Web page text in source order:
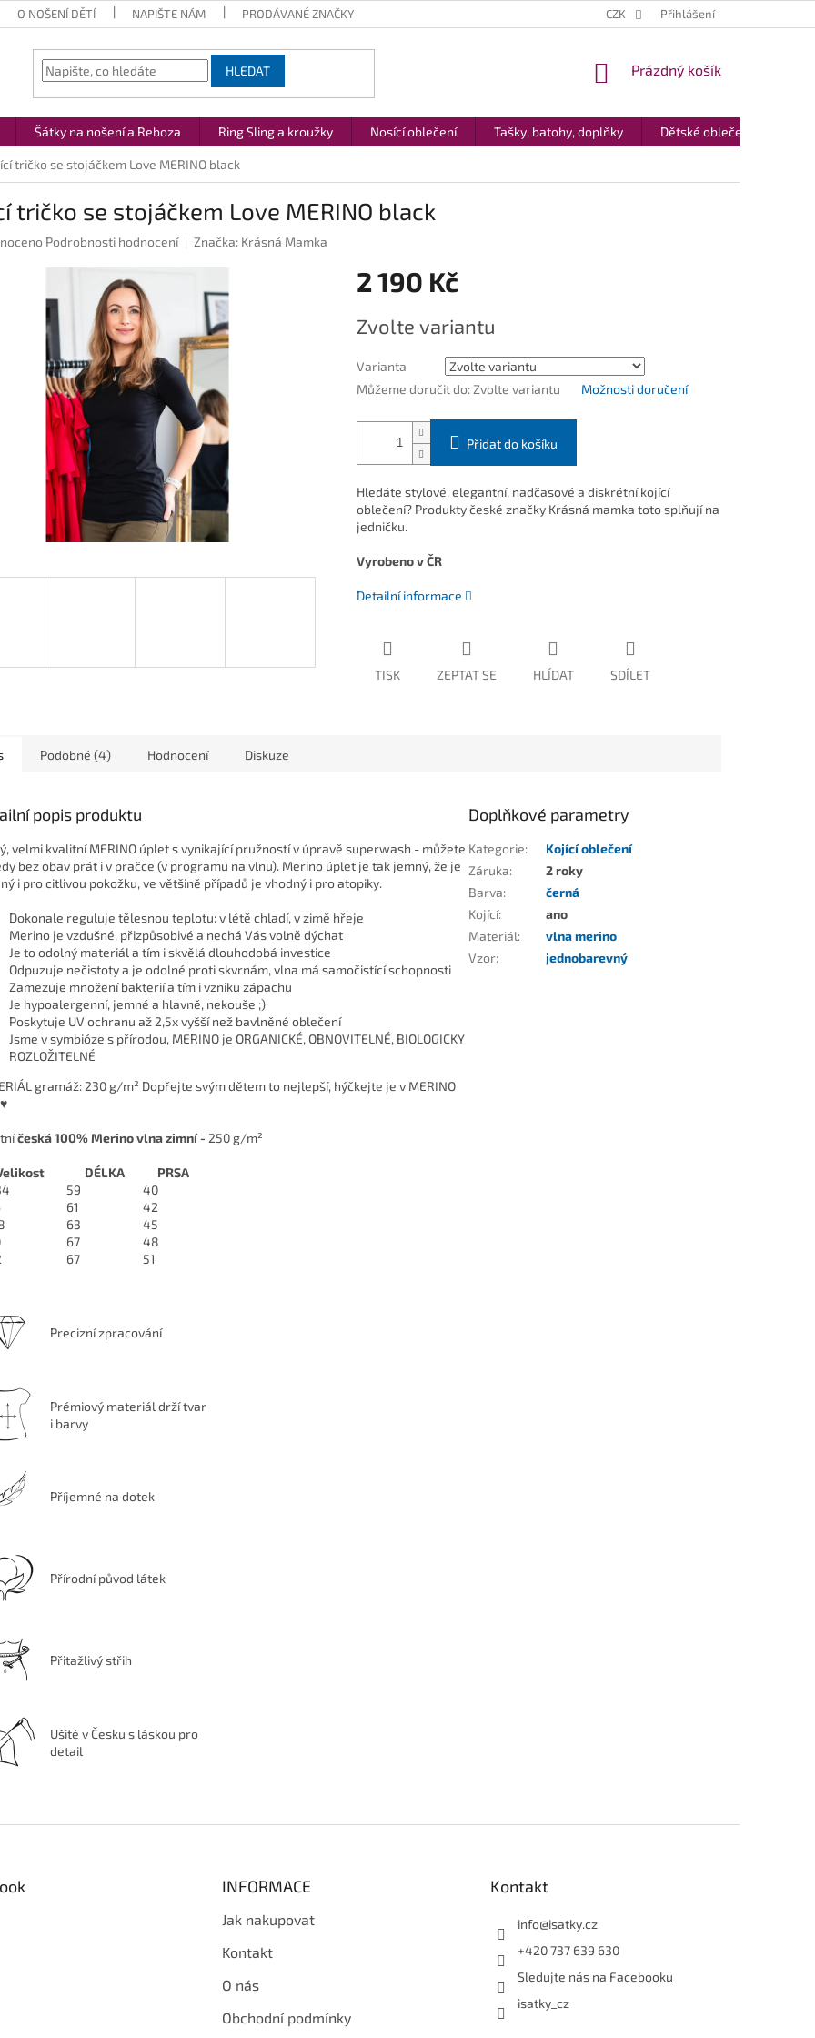
O NOŠENÍ DĚTÍ NAPIŠTE NÁM PRODÁVANÉ ZNAČKY CZK Přihlášení
HLEDAT
NÁKUPNÍ
Prázdný košík
Šátky na nošení a Reboza Ring Sling a kroužky Nosící oblečení Tašky, batohy, doplňky Dětské oblečení
tričko se stojáčkem Love MERINO black
tričko se stojáčkem Love MERINO black
Podrobnosti hodnocení Značka: Krásná Mamka
2 190 Kč
cena:
Zvolte variantu
Varianta
Můžeme doručit do: Zvolte variantu Možnosti doručení
Přidat do košíku
Hledáte stylové, elegantní, nadčasové a diskrétní kojící
oblečení? Produkty české značky Krásná mamka toto splňují na
jedničku.
Vyrobeno v ČR
Detailní informace
TISK ZEPTAT SE HLÍDAT SDÍLET
Podobné (4) Hodnocení Diskuze
popis produktu
velmi kvalitní MERINO úplet s vynikající pružností v úpravě superwash - můžete
bez obav prát i v pračce (v programu na vlnu). Merino úplet je tak jemný, že je
i pro citlivou pokožku, ve většině případů je vhodný i pro atopiky.
Dokonale reguluje tělesnou teplotu: v létě chladí, v zimě hřeje
Merino je vzdušné, přizpůsobivé a nechá Vás volně dýchat
Je to odolný materiál a tím i skvělá dlouhodobá investice
Odpuzuje nečistoty a je odolné proti skvrnám, vlna má samočistící schopnosti
Zamezuje množení bakterií a tím i vzniku zápachu
Je hypoalergenní, jemné a hlavně, nekouše ;)
Poskytuje UV ochranu až 2,5x vyšší než bavlněné oblečení
Jsme v symbióze s přírodou, MERINO je ORGANICKÉ, OBNOVITELNÉ, BIOLOGICKY
ROZLOŽITELNÉ
gramáž: 230 g/m² Dopřejte svým dětem to nejlepší, hýčkejte je v MERINO
česká 100% Merino vlna zimní - 250 g/m²
DÉLKA
PRSA
59
40
61
42
63
45
67
48
67 51
Precizní zpracování
Prémiový materiál drží tvar
i barvy
Příjemné na dotek
Přírodní původ látek
Přitažlivý střih
Ušité v Česku s láskou pro
detail
Doplňkové parametry
Kategorie:
Kojící oblečení
Záruka:
2 roky
Barva:
černá
Kojící:
ano
Materiál:
vlna merino
Vzor: jednobarevný
INFORMACE
Jak nakupovat
Kontakt
O nás
Obchodní podmínky
Kontakt
info@isatky.cz
+420 737 639 630
Sledujte nás na Facebooku
isatky_cz